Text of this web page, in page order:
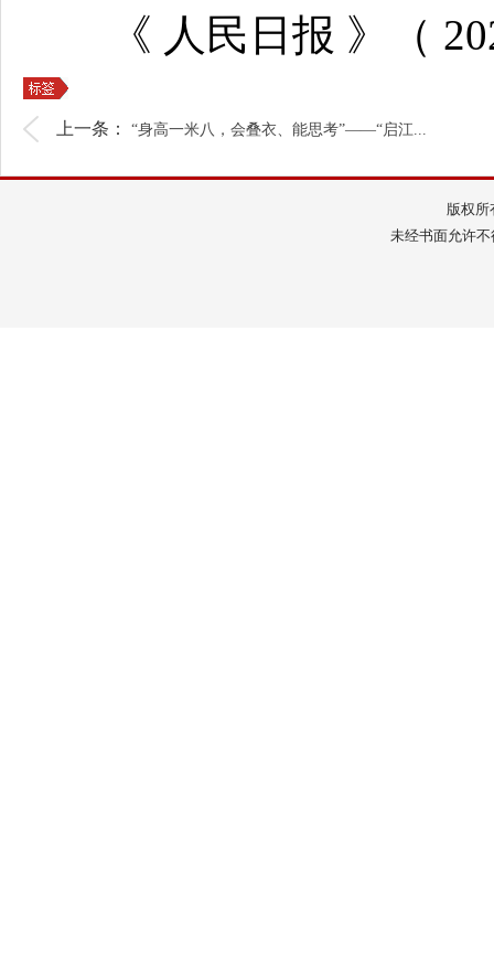
《 人民日报 》（
上一条： “身高一米八，会叠衣、能思考”——“启江...
版权
未经书面允许